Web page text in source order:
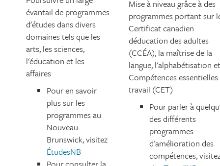
évantail de programmes
d'études dans divers
domaines tels que les
arts, les sciences,
l'éducation et les
affaires
Pour en savoir
plus sur les
programmes au
Nouveau-
Brunswick, visitez
ÉtudesNB
Pour consulter la
Mise à niveau grâce à des
programmes portant sur
Certificat canadien
déducation des adultes
(CCÉA), la maîtrise de la
langue, l'alphabétisation
Compétences essentielles
travail (CET)
Pour parler à
des différents
programmes
d'amélioration des
compétences,